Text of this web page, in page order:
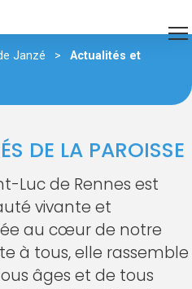
Janzé >
Actualités et
DE LA PAROISSE
Luc de Rennes est
vivante et
au cœur de notre
à tous, elle rassemble
âges et de tous